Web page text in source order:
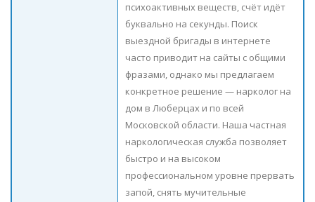
психоактивных веществ, счёт идёт
буквально на секунды. Поиск
выездной бригады в интернете
часто приводит на сайты с общими
фразами, однако мы предлагаем
конкретное решение — нарколог на
дом в Люберцах и по всей
Московской области. Наша частная
наркологическая служба позволяет
быстро и на высоком
профессиональном уровне прервать
запой, снять мучительные